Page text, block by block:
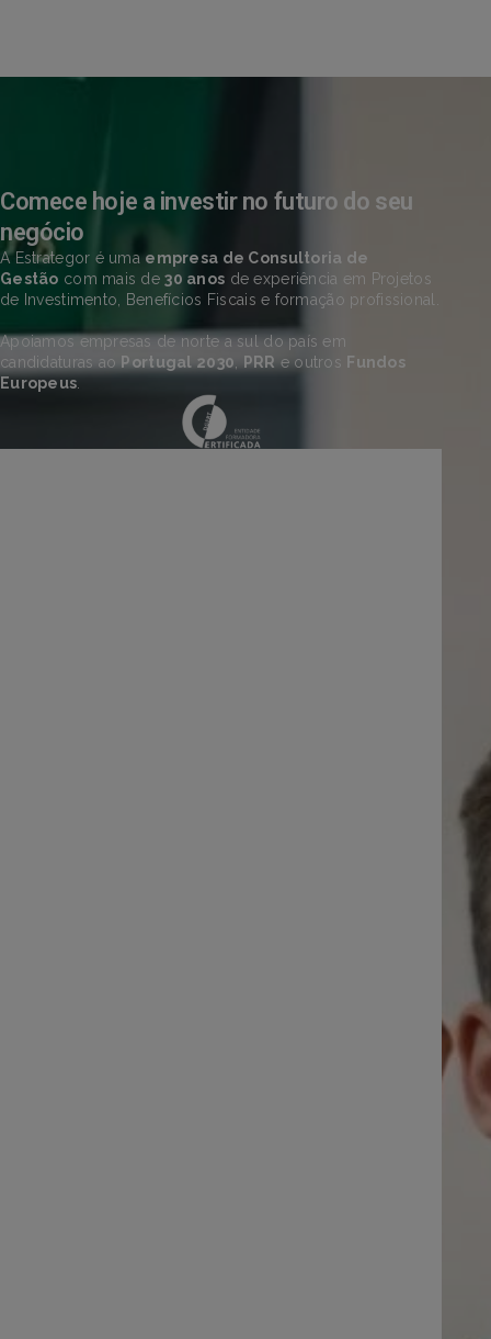
Comece hoje a investir no futuro do seu
negócio
A Estrategor é uma empresa de Consultoria de
Gestão com mais de30 anos de experiência em Projetos
de Investimento, Benefícios Fiscais e formação profissional.
Apoiamos empresas de norte a sul do país em
candidaturas ao Portugal 2030 PRR e outros Fundos
Europeus